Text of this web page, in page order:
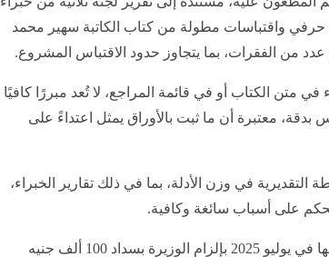
حرفي واقتباسات مطولة من كتاب الكاتبة سهير محمد
من الفقرات، بما يتجاوز حدود الاقتباس المشروع.
في متن الكتاب أو في قائمة المراجع، لا تُعد مبررًا كافيًا
بدقة، معتبرة أن ما ثبت بالأوراق يمثل اعتداءً على
في وزن الأدلة، بما في ذلك تقارير الخبراء،
على أسباب سائغة وكافية.
وكانت المحكمة الاقتصادية قد أصدرت حكمها في يوليو 2025 بإلزام الوزيرة بسداد 100 ألف جنيه